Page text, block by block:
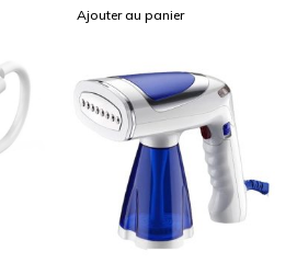
Ajouter au panier